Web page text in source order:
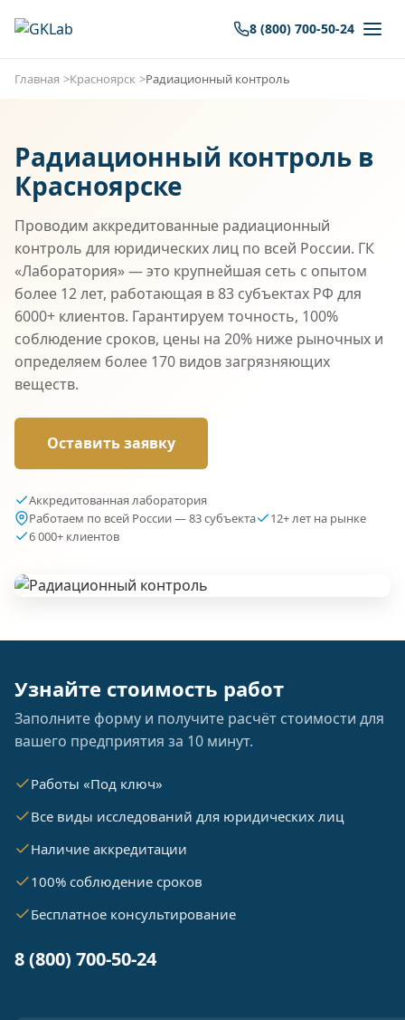
8 (800) 700-50-24
Главная Красноярск Радиационный контроль
Радиационный контроль в
Красноярске
Проводим аккредитованные радиационный
контроль для юридических лиц по всей России. ГК
«Лаборатория» — это крупнейшая сеть с опытом
более 12 лет, работающая в 83 субъектах РФ для
6000+ клиентов. Гарантируем точность, 100%
соблюдение сроков, цены на 20% ниже рыночных и
определяем более 170 видов загрязняющих
веществ.
Оставить заявку
Аккредитованная лаборатория
Работаем по всей России — 83 субъекта
12+ лет на рынке
6 000+ клиентов
Узнайте стоимость работ
Заполните форму и получите расчёт стоимости для
вашего предприятия за 10 минут.
Работы «Под ключ»
Все виды исследований для юридических лиц
Наличие аккредитации
100% соблюдение сроков
Бесплатное консультирование
8 (800) 700-50-24